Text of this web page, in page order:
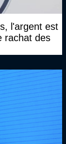
l'argent est
rachat des